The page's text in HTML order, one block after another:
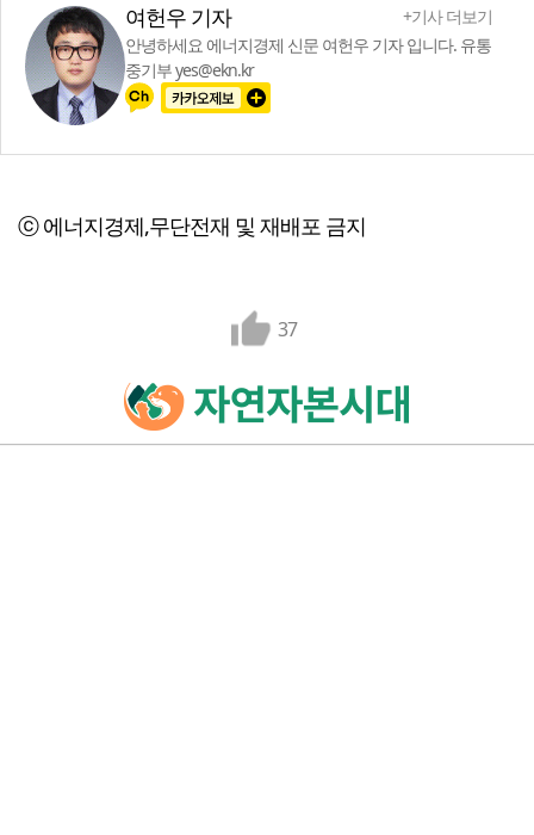
여헌우 기자
+기사 더보기
안녕하세요 에너지경제 신문 여헌우 기자 입니다. 유통
중기부 yes@ekn.kr
ⓒ 에너지경제,무단전재 및 재배포 금지
37